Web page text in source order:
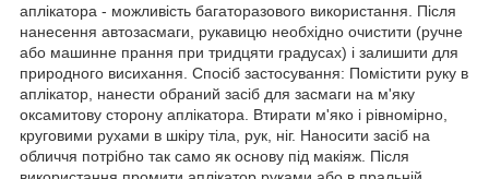
аплікатора - можливість багаторазового використання. Після
нанесення автозасмаги, рукавицю необхідно очистити (ручне
або машинне прання при тридцяти градусах) і залишити для
природного висихання. Спосіб застосування: Помістити руку в
аплікатор, нанести обраний засіб для засмаги на м'яку
оксамитову сторону аплікатора. Втирати м'яко і рівномірно,
круговими рухами в шкіру тіла, рук, ніг. Наносити засіб на
обличчя потрібно так само як основу під макіяж. Після